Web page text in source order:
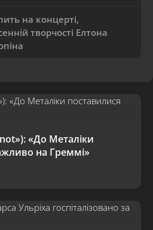
на концерті,
творчості Елтона
«До Металіки
на Греммі»